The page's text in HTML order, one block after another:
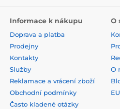
Informace k nákupu
Doprava a platba
Prodejny
Kontakty
Služby
Reklamace a vrácení zboží
Obchodní podmínky
Často kladené otázky
O
O